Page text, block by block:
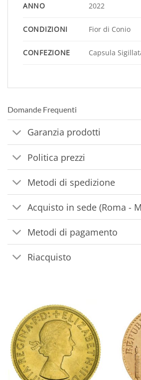
ANNO 2022
CONDIZIONI Fior di Conio
CONFEZIONE Capsula
Domande Frequenti
Garanzia prodotti
Politica prezzi
Metodi di spedizione
Acquisto in sede (Roma -
Metodi di pagamento
Riacquisto